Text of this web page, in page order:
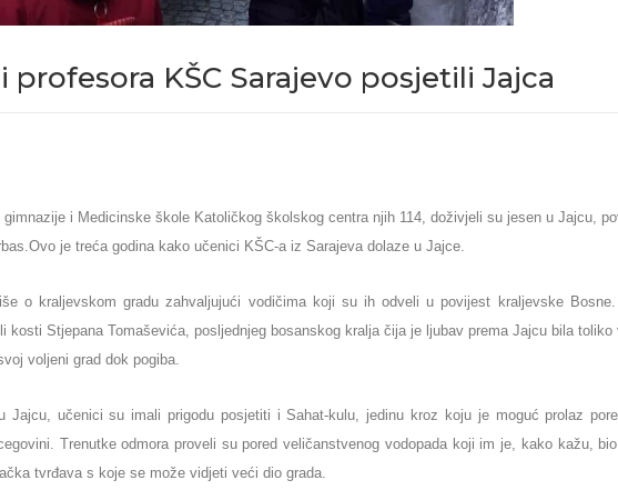
profesora KŠC Sarajevo posjetili Jajca
i Medicinske škole Katoličkog školskog centra njih 114, doživjeli su jesen u Jajcu,
je treća godina kako učenici KŠC-a iz Sarajeva dolaze u Jajce.
o kraljevskom gradu zahvaljujući vodičima koji su ih odveli u povijest kraljevske
kosti Stjepana Tomaševića, posljednjeg bosanskog kralja čija je ljubav prema Jajcu bila toliko
voljeni grad dok pogiba.
Jajcu, učenici su imali prigodu posjetiti i Sahat-kulu, jedinu kroz koju je moguć prolaz
Trenutke odmora proveli su pored veličanstvenog vodopada koji im je, kako kažu,
tvrđava s koje se može vidjeti veći dio grada.